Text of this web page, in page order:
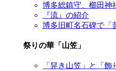
博多総鎮守、櫛田神
『流』の紹介
博多旧町名石碑で「
祭りの華「山笠」
「舁き山笠」と「飾